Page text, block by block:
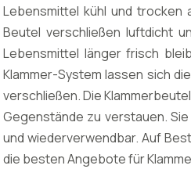
Lebensmittel kühl und trocken
Beutel verschließen luftdicht
Lebensmittel länger frisch
Klammer-System lassen sich
verschließen. Die
Gegenstände zu verstauen.
und wiederverwendbar. Auf
die besten Angebote für